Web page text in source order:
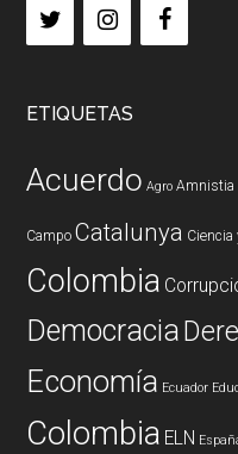
ETIQUETAS
Acuerdo Agro Amnistia
Campo Catalunya Ciencia
Colombia
Democracia
Economía Ecuador
Colombia ELN